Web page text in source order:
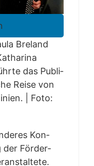
Bre­land
das Publi­
Rei­se von
Foto:
Kon­
der För­der­